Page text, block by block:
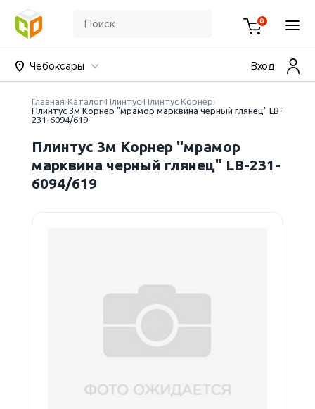
0
Чебоксары Вход
Главная Каталог Плинтус Плинтус Корнер
Плинтус 3м Корнер "мрамор марквина черный глянец" LB-
231-6094/619
Плинтус 3м Корнер "мрамор
марквина черный глянец" LB-231-
6094/619